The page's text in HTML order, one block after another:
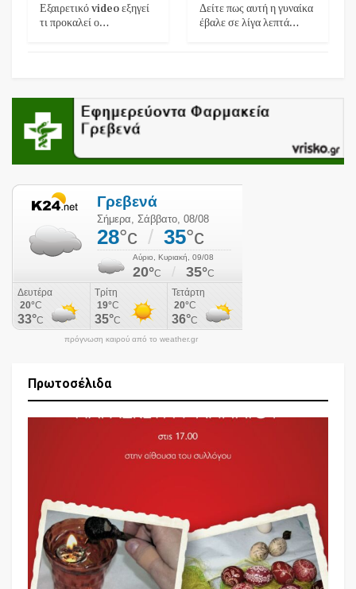
Εξαιρετικό video εξηγεί
τι προκαλεί ο…
Δείτε πως αυτή η γυναίκα
έβαλε σε λίγα λεπτά…
πρόγνωση καιρού από το weather.gr
Πρωτοσέλιδα